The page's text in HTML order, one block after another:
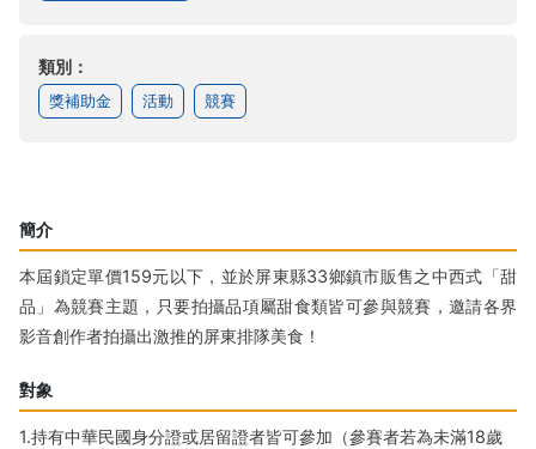
類別：
獎補助金 活動 競賽
簡介
本屆鎖定單價159元以下，並於屏東縣33鄉鎮市販售之中西式「甜
品」為競賽主題，只要拍攝品項屬甜食類皆可參與競賽，邀請各界
影音創作者拍攝出激推的屏東排隊美食！
對象
1.持有中華民國身分證或居留證者皆可參加（參賽者若為未滿18歲